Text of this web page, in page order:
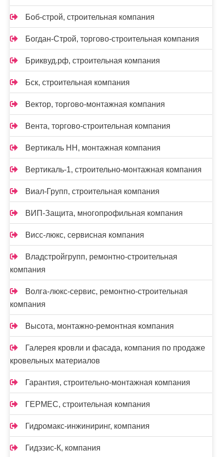
Боб-строй, строительная компания
Богдан-Строй, торгово-строительная компания
Бриквуд.рф, строительная компания
Бск, строительная компания
Вектор, торгово-монтажная компания
Вента, торгово-строительная компания
Вертикаль НН, монтажная компания
Вертикаль-1, строительно-монтажная компания
Виал-Групп, строительная компания
ВИП-Защита, многопрофильная компания
Висс-люкс, сервисная компания
Владстройгрупп, ремонтно-строительная
компания
Волга-люкс-сервис, ремонтно-строительная
компания
Высота, монтажно-ремонтная компания
Галерея кровли и фасада, компания по продаже
кровельных материалов
Гарантия, строительно-монтажная компания
ГЕРМЕС, строительная компания
Гидромакс-инжиниринг, компания
Гидэзис-К, компания